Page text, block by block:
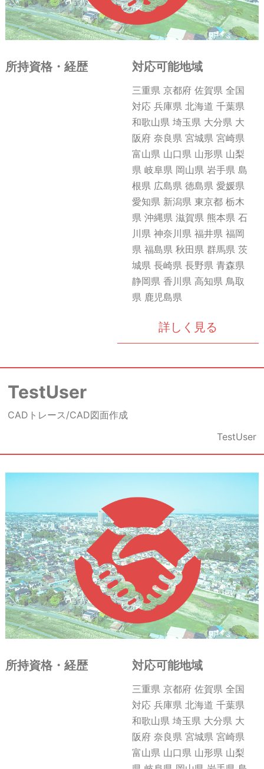
所持資格・経歴 対応可能地域
三重県 京都府 佐賀県 全国
対応 兵庫県 北海道 千葉県
和歌山県 埼玉県 大分県 大
阪府 奈良県 宮城県 宮崎県
富山県 山口県 山形県 山梨
県 岐阜県 岡山県 岩手県 島
根県 広島県 徳島県 愛媛県
愛知県 新潟県 東京都 栃木
県 沖縄県 滋賀県 熊本県 石
川県 神奈川県 福井県 福岡
県 福島県 秋田県 群馬県 茨
城県 長崎県 長野県 青森県
静岡県 香川県 高知県 鳥取
県 鹿児島県
詳しく見る
TestUser
CADトレース/CAD図面作成
TestUser
所持資格・経歴 対応可能地域
三重県 京都府 佐賀県 全国
対応 兵庫県 北海道 千葉県
和歌山県 埼玉県 大分県 大
阪府 奈良県 宮城県 宮崎県
富山県 山口県 山形県 山梨